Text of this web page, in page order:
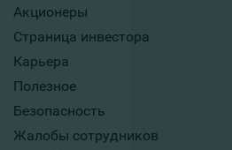
Акционеры
Страница инвестора
Карьера
Полезное
Безопасность
Жалобы сотрудников